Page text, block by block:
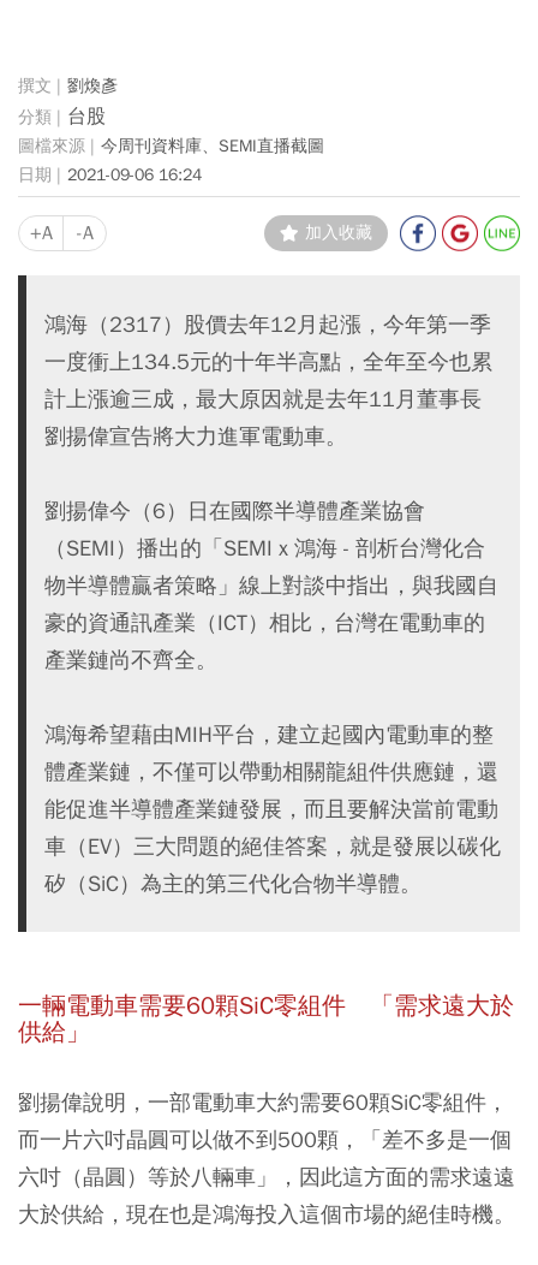
劉煥彥
台股
今周刊資料庫、SEMI直播截圖
2021-09-06 16:24
+A -A 加入收藏
鴻海（2317）股價去年12月起漲，今年第一季
一度衝上134.5元的十年半高點，全年至今也累
計上漲逾三成，最大原因就是去年11月董事長
劉揚偉宣告將大力進軍電動車。
劉揚偉今（6）日在國際半導體產業協會
（SEMI）播出的「SEMI x 鴻海 - 剖析台灣化合
物半導體贏者策略」線上對談中指出，與我國自
豪的資通訊產業（ICT）相比，台灣在電動車的
產業鏈尚不齊全。
鴻海希望藉由MIH平台，建立起國內電動車的整
體產業鏈，不僅可以帶動相關龍組件供應鏈，還
能促進半導體產業鏈發展，而且要解決當前電動
車（EV）三大問題的絕佳答案，就是發展以碳化
矽（SiC）為主的第三代化合物半導體。
一輛電動車需要60顆SiC零組件 「需求遠大於
供給」
劉揚偉說明， 一部電動車大約需要60顆SiC零組件，
而一片六吋晶圓可以做不到500顆 ，「差不多是一個
六吋（晶圓）等於八輛車」，因此這方面的需求遠遠
大於供給，現在也是鴻海投入這個市場的絕佳時機。